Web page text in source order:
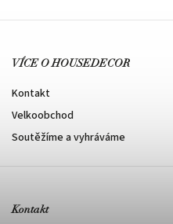
VÍCE O HOUSEDECOR
Kontakt
Velkoobchod
Soutěžíme a vyhráváme
Kontakt